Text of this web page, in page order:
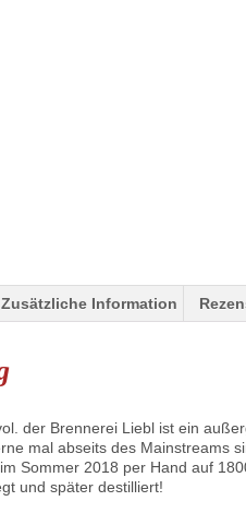
Zusätzliche Information
der Brennerei Liebl ist ein
mal abseits des Mainstreams
Sommer 2018 per Hand auf
und später destilliert!